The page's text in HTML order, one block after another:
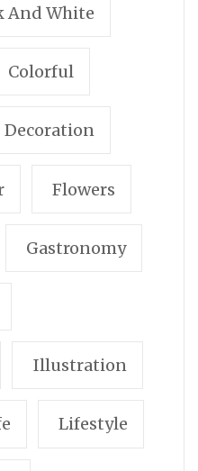
And White
Colorful
Decoration
Flowers
Gastronomy
Illustration
Lifestyle